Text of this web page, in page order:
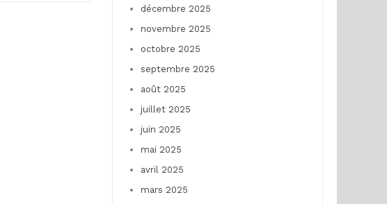
décembre 2025
novembre 2025
octobre 2025
septembre 2025
août 2025
juillet 2025
juin 2025
mai 2025
avril 2025
mars 2025